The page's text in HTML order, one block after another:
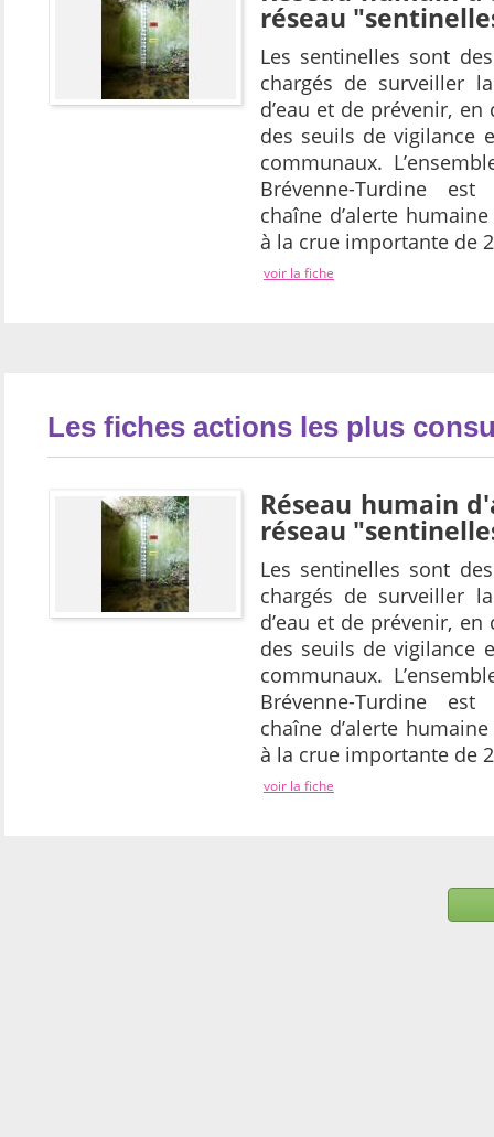
réseau
Les sentinelles sont
chargés de surveiller
d’eau et de prévenir,
des seuils de vigilance
communaux.
Brévenne-Turdine
chaîne d’alerte
à la crue importante de
voir la fiche
Les fiches actions les plus
Réseau humain
réseau
Les sentinelles sont
chargés de surveiller
d’eau et de prévenir,
des seuils de vigilance
communaux.
Brévenne-Turdine
chaîne d’alerte
à la crue importante de
voir la fiche